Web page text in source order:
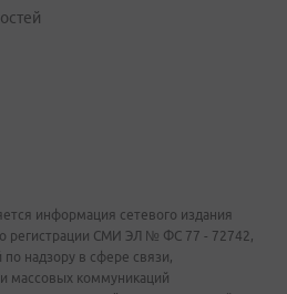
информация сетевого издания
о регистрации СМИ ЭЛ № ФС 77 - 72742,
надзору в сфере связи,
массовых коммуникаций